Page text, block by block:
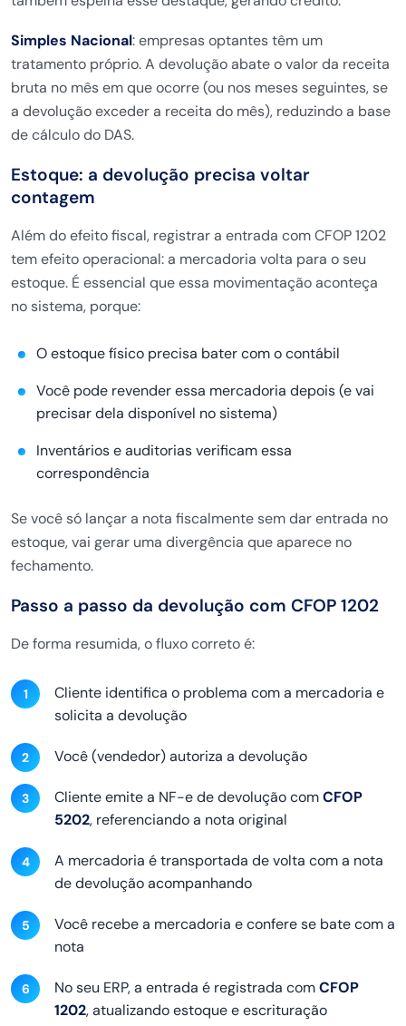
Simples Nacional: empresas optantes têm um
tratamento próprio. A devolução abate o valor da receita
bruta no mês em que ocorre (ou nos meses seguintes, se
a devolução exceder a receita do mês), reduzindo a base
de cálculo do DAS.
Estoque: a devolução precisa voltar
contagem
Além do efeito fiscal, registrar a entrada com CFOP 1202
tem efeito operacional: a mercadoria volta para o seu
estoque. É essencial que essa movimentação aconteça
no sistema, porque:
O estoque físico precisa bater com o contábil
Você pode revender essa mercadoria depois (e vai
precisar dela disponível no sistema)
Inventários e auditorias verificam essa
correspondência
Se você só lançar a nota fiscalmente sem dar entrada no
estoque, vai gerar uma divergência que aparece no
fechamento.
Passo a passo da devolução com CFOP 1202
De forma resumida, o fluxo correto é:
Cliente identifica o problema com a mercadoria e
solicita a devolução
Você (vendedor) autoriza a devolução
Cliente emite a NF-e de devolução comCFOP
5202, referenciando a nota original
A mercadoria é transportada de volta com a nota
de devolução acompanhando
Você recebe a mercadoria e confere se bate com a
nota
No seu ERP, a entrada é registrada comCFOP
1202, atualizando estoque e escrituração